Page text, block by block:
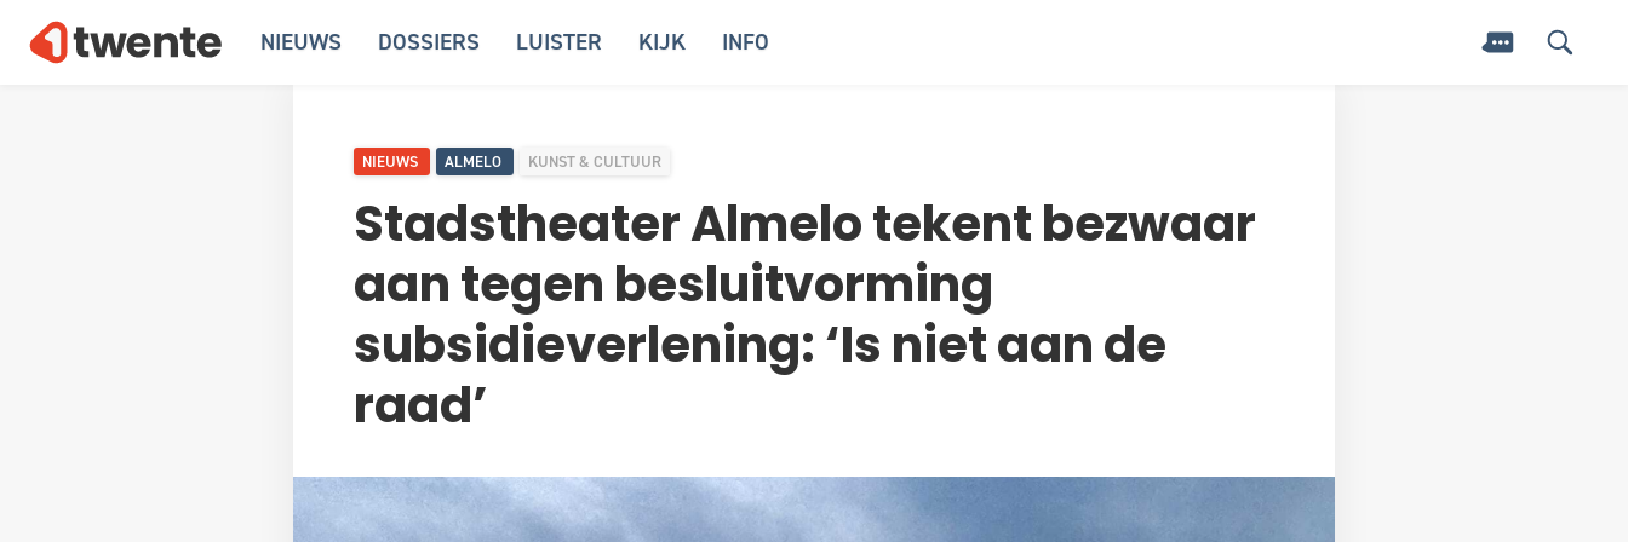
NIEUWS DOSSIERS LUISTER KIJK INFO
NIEUWS ALMELO KUNST & CULTUUR
Stadstheater Almelo tekent bezwaar
aan tegen besluitvorming
subsidieverlening: ‘Is niet aan de
raad’